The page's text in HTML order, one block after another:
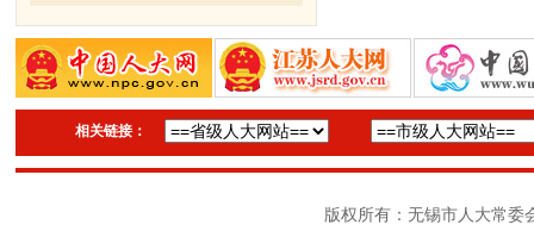
相关链接：
版权所有：无锡市人大常